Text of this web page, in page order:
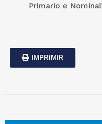
Primario e
IMPRIMIR